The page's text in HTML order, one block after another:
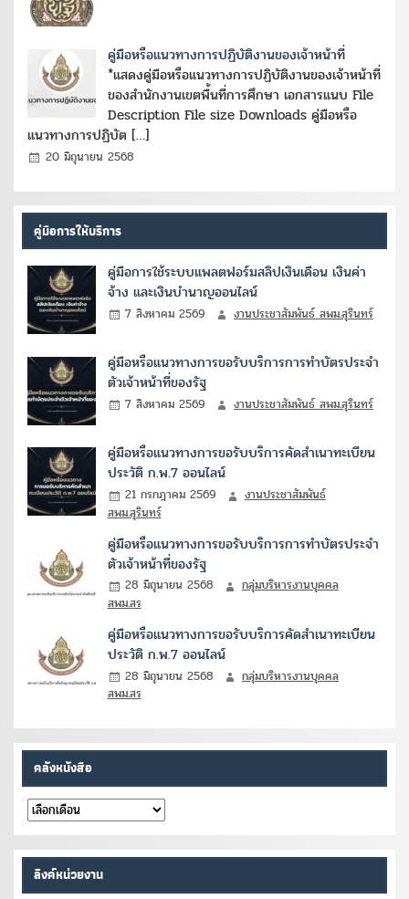
คู่มือหรือแนวทางการปฏิบัติงานของเจ้าหน้าที่
*แสดงคู่มือหรือแนวทางการปฏิบัติงานของเจ้าหน้าที่
ของสำนักงานเขตพื้นที่การศึกษา เอกสารแนบ File
Description File size Downloads คู่มือหรือ
แนวทางการปฏิบัต […]
20 มิถุนายน 2568
คู่มือการให้บริการ
คู่มือการใช้ระบบแพลตฟอร์มสลิปเงินเดือน เงินค่า
จ้าง และเงินบำนาญออนไลน์
7 สิงหาคม 2569 งานประชาสัมพันธ์ สพม.สุรินทร์
คู่มือหรือแนวทางการขอรับบริการการทำบัตรประจำ
ตัวเจ้าหน้าที่ของรัฐ
7 สิงหาคม 2569 งานประชาสัมพันธ์ สพม.สุรินทร์
คู่มือหรือแนวทางการขอรับบริการคัดสำเนาทะเบียน
ประวัติ ก.พ.7 ออนไลน์
21 กรกฎาคม 2569
งานประชาสัมพันธ์
สพม.สุรินทร์
คู่มือหรือแนวทางการขอรับบริการการทำบัตรประจำ
ตัวเจ้าหน้าที่ของรัฐ
28 มิถุนายน 2568
กลุ่มบริหารงานบุคคล
สพม.สร
คู่มือหรือแนวทางการขอรับบริการคัดสำเนาทะเบียน
ประวัติ ก.พ.7 ออนไลน์
28 มิถุนายน 2568
กลุ่มบริหารงานบุคคล
สพม.สร
คลังหนังสือ
คลัง
หนังสือ
ลิงค์หน่วยงาน